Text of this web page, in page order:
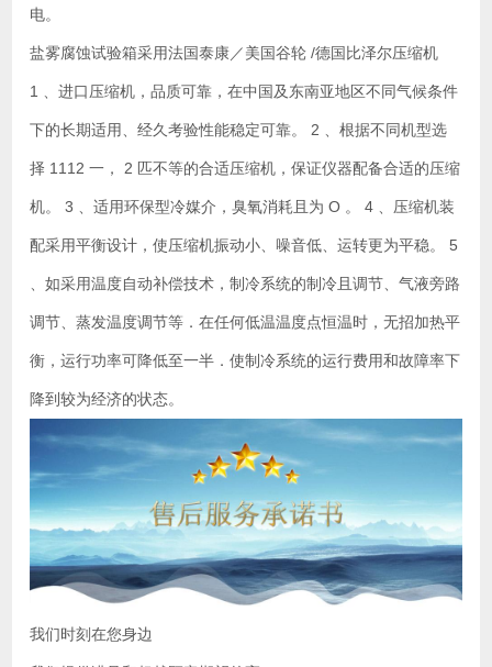
电。
盐雾腐蚀试验箱采用法国泰康／美国谷轮 /德国比泽尔压缩机
1 、进口压缩机，品质可靠，在中国及东南亚地区不同气候条件
下的长期适用、经久考验性能稳定可靠。 2 、根据不同机型选
择 1112 一， 2 匹不等的合适压缩机，保证仪器配备合适的压缩
机。 3 、适用环保型冷媒介，臭氧消耗且为 O 。 4 、压缩机装
配采用平衡设计，使压缩机振动小、噪音低、运转更为平稳。 5
、如采用温度自动补偿技术，制冷系统的制冷且调节、气液旁路
调节、蒸发温度调节等．在任何低温温度点恒温时，无招加热平
衡，运行功率可降低至一半．使制冷系统的运行费用和故障率下
降到较为经济的状态。
我们时刻在您身边